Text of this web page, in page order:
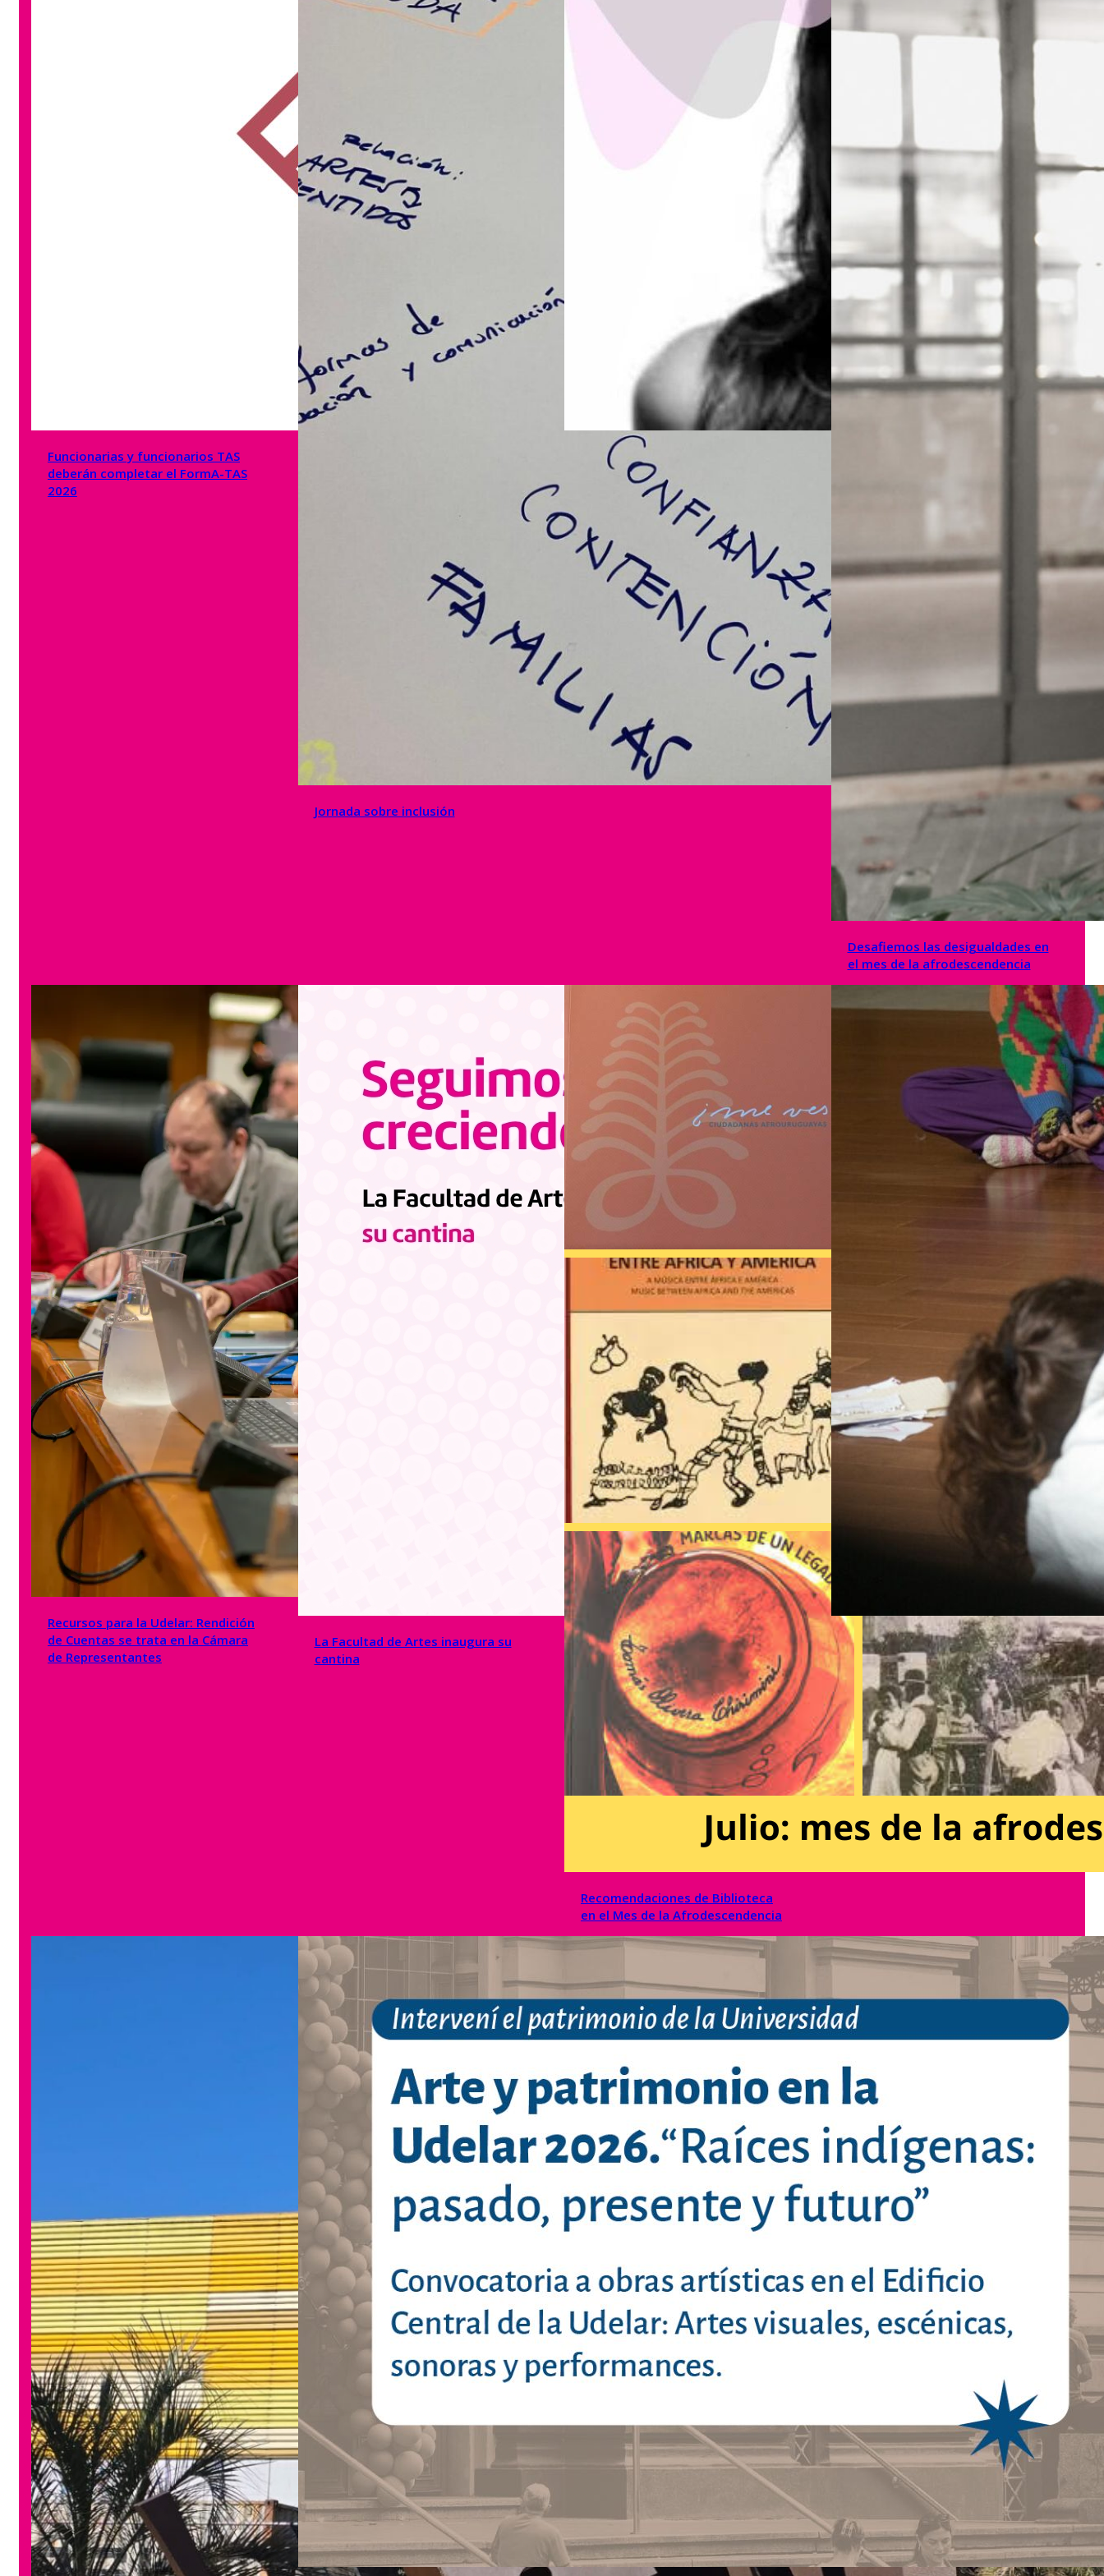
Funcionarias y funcionarios TAS
deberán completar el FormA-TAS
2026
Jornada sobre inclusión
Taller Delgado Iglesias: optativa
«Que otros sean lo normal» Arte
travesti – trans como herramienta
política transformadora
Desafiemos las desigualdades en
el mes de la afrodescendencia
Recursos para la Udelar: Rendición
de Cuentas se trata en la Cámara
de Representantes
La Facultad de Artes inaugura su
cantina
Recomendaciones de Biblioteca
en el Mes de la Afrodescendencia
31/07 – Riquezas y desafíos de
una facultad realmente inclusiva